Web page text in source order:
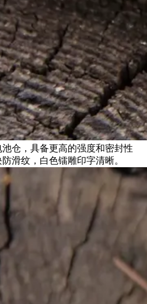
仓，具备更高的强度和密封性
滑纹，白色镭雕印字清晰。